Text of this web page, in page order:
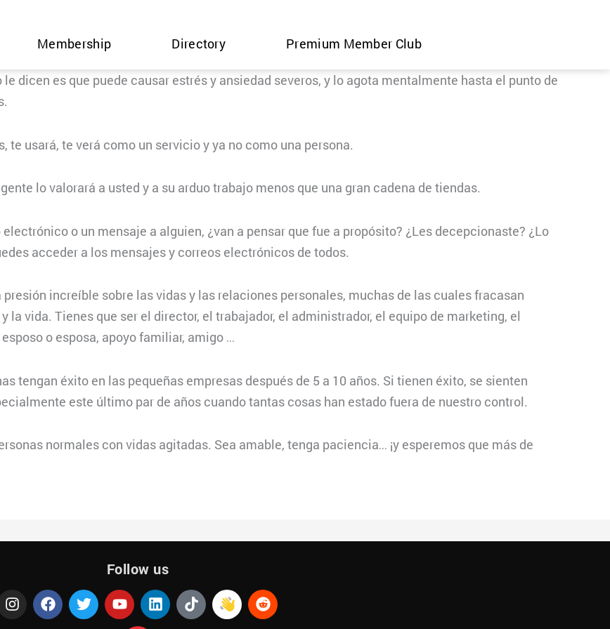
Membership Directory Premium Member Club
dicen es que puede causar estrés y ansiedad severos, y lo agota mentalmente hasta el punto de
usará, te verá como un servicio y ya no como una persona.
lo valorará a usted y a su arduo trabajo menos que una gran cadena de tiendas.
o un mensaje a alguien, ¿van a pensar que fue a propósito? ¿Les decepcionaste? ¿Lo
acceder a los mensajes y correos electrónicos de todos.
increíble sobre las vidas y las relaciones personales, muchas de las cuales fracasan
la vida. Tienes que ser el director, el trabajador, el administrador, el equipo de marketing, el
o esposa, apoyo familiar, amigo …
tengan éxito en las pequeñas empresas después de 5 a 10 años. Si tienen éxito, se sienten
este último par de años cuando tantas cosas han estado fuera de nuestro control.
normales con vidas agitadas. Sea amable, tenga paciencia… ¡y esperemos que más de
Follow us
I
n
F
a
T
w
Y
o
L
i
T
i
R
e
Q
u